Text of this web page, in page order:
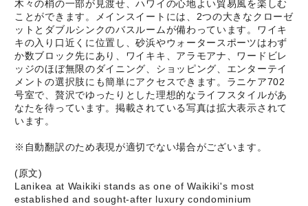
木々の梢の一部が見渡せ、ハワイの心地よい貿易風を楽しむ
ことができます。メインスイートには、2つの大きなクローゼ
ットとダブルシンクのバスルームが備わっています。ワイキ
キの入り口近くに位置し、砂浜やウォータースポーツはわず
か数ブロック先にあり、ワイキキ、アラモアナ、ワードビレ
ッジのほぼ無限のダイニング、ショッピング、エンターテイ
メントの選択肢にも簡単にアクセスできます。ラニケア702
号室で、贅沢でゆったりとした理想的なライフスタイルがあ
なたを待っています。掲載されている写真は拡大表示されて
います。
※自動翻訳のため表現が適切でない場合がございます。
(原文)
Lanikea at Waikiki stands as one of Waikiki's most
established and sought-after luxury condominium